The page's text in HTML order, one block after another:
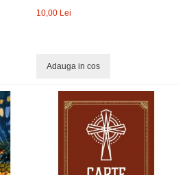
10,00 Lei
Adauga in cos